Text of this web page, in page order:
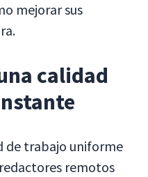
mejorar sus
calidad
de trabajo uniforme
remotos